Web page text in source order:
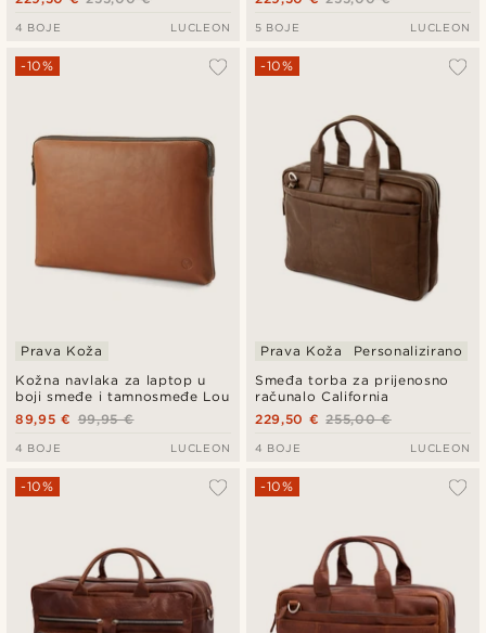
4 BOJE LUCLEON 5 BOJE LUCLEON
Kožna navlaka za laptop u
boji smeđe i tamnosmeđe Lou
-10%
Prava Koža
99,95 €
89,95 €
4 BOJE LUCLEON
Smeđa torba za prijenosno
računalo California
-10%
Prava Koža Personalizirano
255,00 €
229,50 €
4 BOJE LUCLEON
-10% -10%